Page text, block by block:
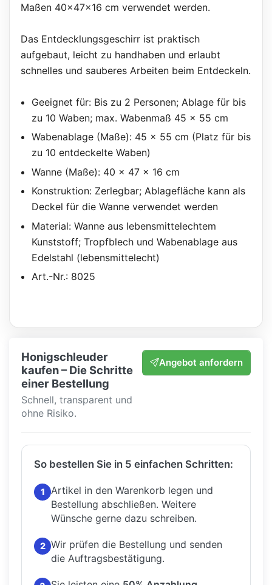
Maßen 40x47x16 cm verwendet werden.
Das Entdecklungsgeschirr ist praktisch
aufgebaut, leicht zu handhaben und erlaubt
schnelles und sauberes Arbeiten beim Entdeckeln.
Geeignet für: Bis zu 2 Personen; Ablage für bis
zu 10 Waben; max. Wabenmaß 45 x 55 cm
Wabenablage (Maße): 45 x 55 cm (Platz für bis
zu 10 entdeckelte Waben)
Wanne (Maße): 40 x 47 x 16 cm
Konstruktion: Zerlegbar; Ablagefläche kann als
Deckel für die Wanne verwendet werden
Material: Wanne aus lebensmittelechtem
Kunststoff; Tropfblech und Wabenablage aus
Edelstahl (lebensmittelecht)
Art.-Nr.: 8025
Honigschleuder
kaufen – Die Schritte
einer Bestellung
Schnell, transparent und
ohne Risiko.
Angebot anfordern
So bestellen Sie in 5 einfachen Schritten:
1
Artikel in den Warenkorb legen und
Bestellung abschließen. Weitere
Wünsche gerne dazu schreiben.
2 Wir prüfen die Bestellung und senden
die Auftragsbestätigung.